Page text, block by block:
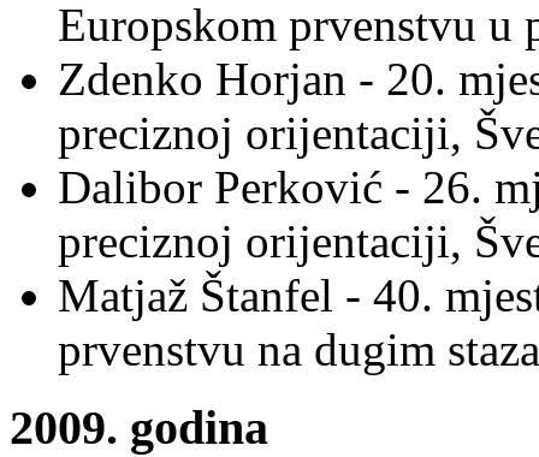
Europskom prvenstvu u
Zdenko Horjan - 20.
preciznoj orijentaciji,
Dalibor Perković - 26.
preciznoj orijentaciji,
Matjaž Štanfel - 40.
prvenstvu na dugim
2009. godina